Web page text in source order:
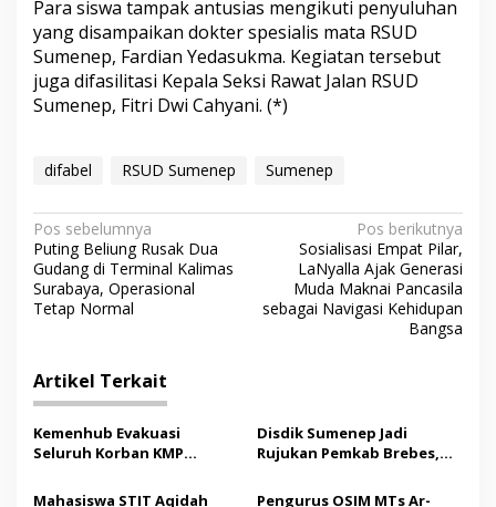
Para siswa tampak antusias mengikuti penyuluhan
yang disampaikan dokter spesialis mata RSUD
Sumenep, Fardian Yedasukma. Kegiatan tersebut
juga difasilitasi Kepala Seksi Rawat Jalan RSUD
Sumenep, Fitri Dwi Cahyani. (*)
difabel RSUD Sumenep Sumenep
N
a
v
i
a
s
i
Pos sebelumnya
Puting Beliung Rusak Dua
Gudang di Terminal Kalimas
Surabaya, Operasional
Tetap Normal
Pos berikutnya
Sosialisasi Empat Pilar,
LaNyalla Ajak Generasi
Muda Maknai Pancasila
sebagai Navigasi Kehidupan
Bangsa
Artikel Terkait
Kemenhub Evakuasi
Seluruh Korban KMP
Operator Diaudit
Disdik Sumenep Jadi
Rujukan Pemkab Brebes,
Pendidikan Berbasis
Mahasiswa STIT Aqidah Pengurus OSIM MTs Ar-